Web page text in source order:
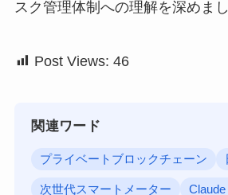
スク管理体制への理解を深めまし
Post Views: 46
関連ワード
プライベートブロックチェーン
次世代スマートメーター